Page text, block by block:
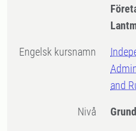
Engelsk kursnamn
and
Nivå